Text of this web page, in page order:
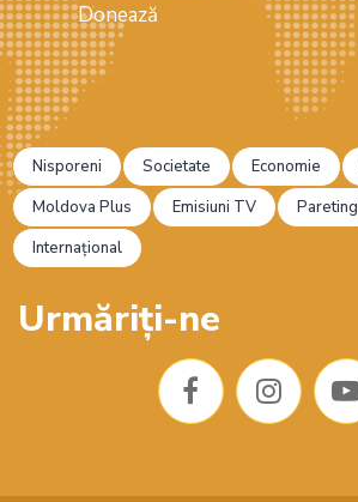
Donează
Nisporeni Societate Economie
Moldova Plus
Emisiuni TV Pareting
Internațional
Urmăriți-ne